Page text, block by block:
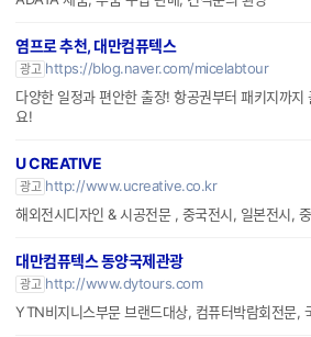
염프로 추천, 대만컴퓨텍스
광고 https://blog.naver.com/micelabtour
다양한 일정과 편안한 출장! 항공권부터 패키지까지
요!
U CREATIVE
광고 http://www.ucreative.co.kr
해외전시디자인 & 시공전문 , 중국전시, 일본전시,
대만컴퓨텍스 동양국제관광
광고 http://www.dytours.com
YTN비지니스부문 브랜드대상, 컴퓨터박람회전문,